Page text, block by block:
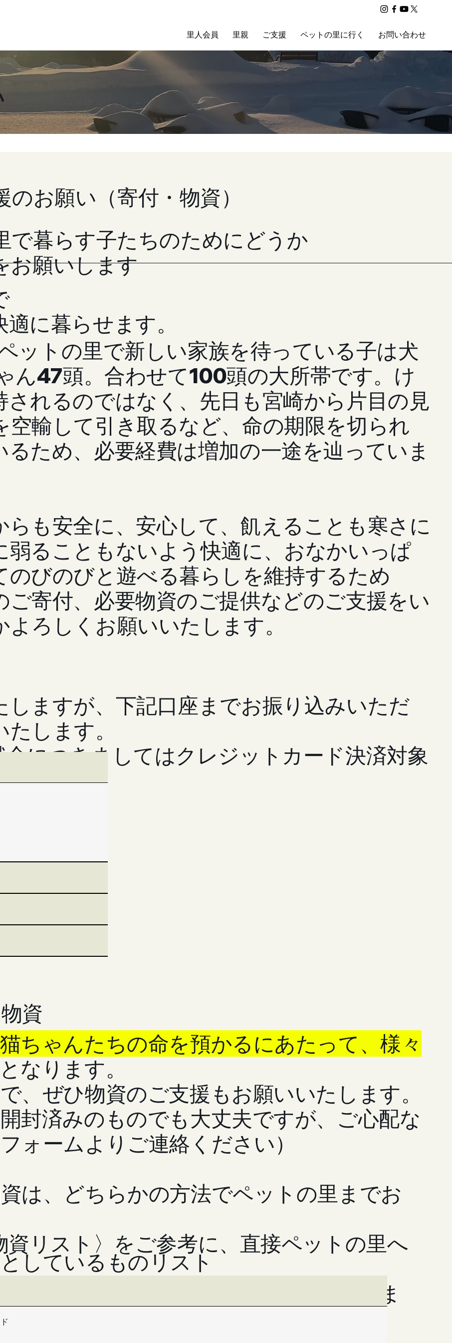
里人会員 里親 ご支援 ペットの里に行く お問い合わせ
のお願い（寄付・物資）
で暮らす子たちのためにどうか
お願いします
に暮らせます。
ットの里で新しい家族を待っている子は犬
ん47頭。合わせて100頭の大所帯です。け
れるのではなく、先日も宮崎から片目の見
空輸して引き取るなど、命の期限を切られ
ため、必要経費は増加の一途を辿っていま
らも安全に、安心して、飢えることも寒さに
弱ることもないよう快適に、おなかいっぱ
のびのびと遊べる暮らしを維持するため
ご寄付、必要物資のご提供などのご支援をい
ろしくお願いいたします。
しますが、下記口座までお振り込みいただ
します。
金につきましてはクレジットカード決済対象
）
資
ちゃんたちの命を預かるにあたって、様々
となります。
、ぜひ物資のご支援もお願いいたします。
封済みのものでも大丈夫ですが、ご心配な
ォームよりご連絡ください）
は、どちらかの方法でペットの里までお
資リスト〉をご参考に、直接ペットの里へ
送料は元払いにてお願いをしておりま
しているものリスト